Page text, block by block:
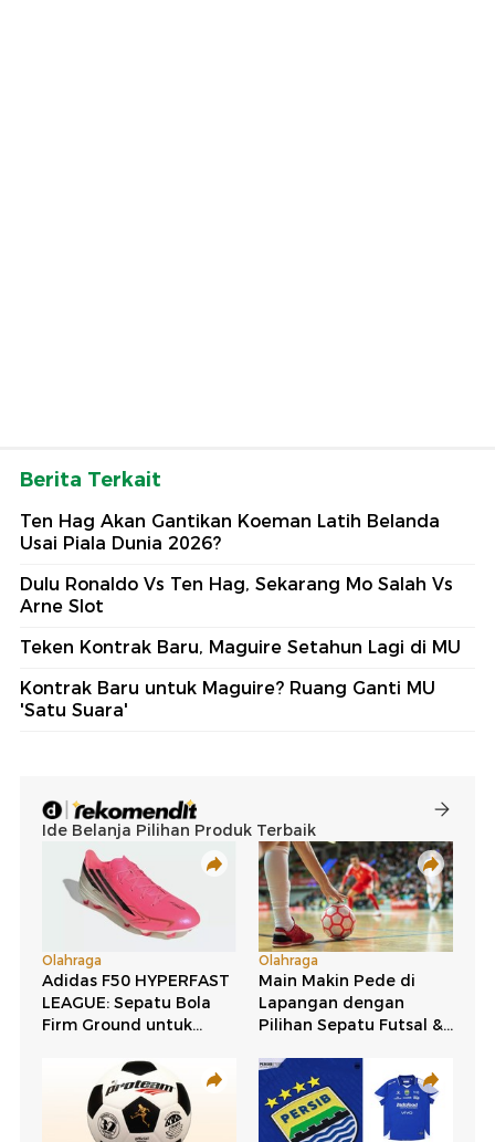
Berita Terkait
Ten Hag Akan Gantikan Koeman Latih Belanda
Usai Piala Dunia 2026?
Dulu Ronaldo Vs Ten Hag, Sekarang Mo Salah Vs
Arne Slot
Teken Kontrak Baru, Maguire Setahun Lagi di MU
Kontrak Baru untuk Maguire? Ruang Ganti MU
'Satu Suara'